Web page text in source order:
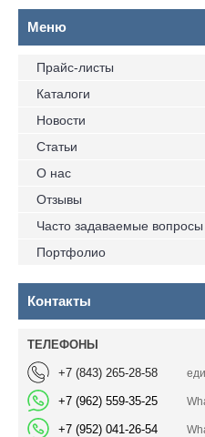
Прайс-листы
Каталоги
Новости
Статьи
О нас
Отзывы
Часто задаваемые вопросы
Портфолио
Контакты
+7 (843) 265-28-58
+7 (962) 559-35-25
+7 (952) 041-26-54